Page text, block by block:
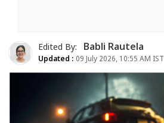
Edited By: Babli Rautela
Updated : 09 July 2026, 10:55 AM IST